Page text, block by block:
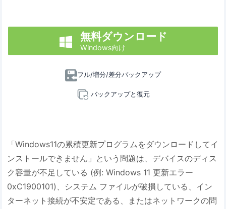
 無料ダウンロード
Windows向け
フル/増分/差分バックアップ
バックアップと復元
「Windows11の累積更新プログラムをダウンロードしてイ
ンストールできません」という問題は、デバイスのディス
ク容量が不足している (例: Windows 11 更新エラー
0xC1900101)、システム ファイルが破損している、イン
ターネット接続が不安定である、またはネットワークの問